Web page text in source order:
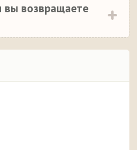
вы возвращаете